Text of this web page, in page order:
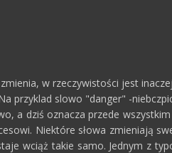
w rzeczywistości jest
przyklad slowo "danger" -
a dziś oznacza przede
Niektóre słowa zmieniają
wciąż takie samo. Jednym z